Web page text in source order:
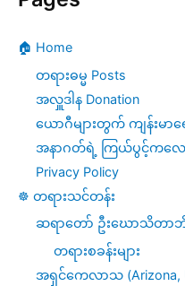
🏠 Home
တရားဓမ္မ Posts
အလှူဒါန Donation
ယောဂီများတွက် ကျန်းမာ
အနာဂတ်ရဲ့ ကြယ်ပွင့်ကလေး
Privacy Policy
☸️ တရားသင်တန်း
ဆရာတော် ဦးဃောသိတာဘိ
တရားစခန်းများ
အရှင်ကေလာသ (Arizona,